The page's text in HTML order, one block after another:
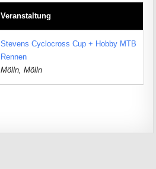
Veranstaltung
Stevens Cyclocross Cup + Hobby MTB
Rennen
Mölln, Mölln